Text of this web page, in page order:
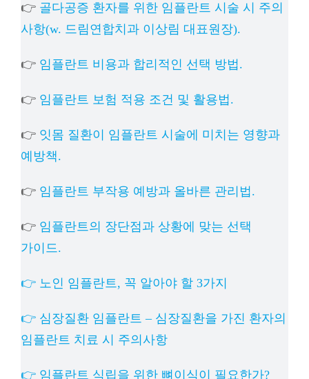
👉 골다공증 환자를 위한 임플란트 시술 시 주의
사항(w. 드림연합치과 이상림 대표원장).
👉 임플란트 비용과 합리적인 선택 방법.
👉 임플란트 보험 적용 조건 및 활용법.
👉 잇몸 질환이 임플란트 시술에 미치는 영향과
예방책.
👉 임플란트 부작용 예방과 올바른 관리법.
👉 임플란트의 장단점과 상황에 맞는 선택
가이드.
👉 노인 임플란트, 꼭 알아야 할 3가지
👉 심장질환 임플란트 – 심장질환을 가진 환자의
임플란트 치료 시 주의사항
👉 임플란트 식립을 위한 뼈이식이 필요한가?